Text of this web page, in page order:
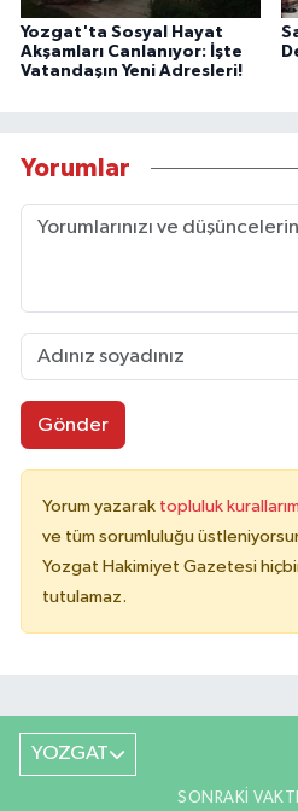
Yozgat'ta Sosyal Hayat
Akşamları Canlanıyor: İşte
Vatandaşın Yeni Adresleri!
Yorumlar
Gönder
Yorum yazarak topluluk
ve tüm sorumluluğu
Yozgat Hakimiyet Gazetesi
tutulamaz.
YOZGAT
SONRAKI